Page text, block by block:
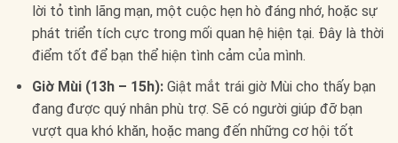
lời tỏ tình lãng mạn, một cuộc hẹn hò đáng nhớ, hoặc sự
phát triển tích cực trong mối quan hệ hiện tại. Đây là thời
điểm tốt để bạn thể hiện tình cảm của mình.
Giờ Mùi (13h – 15h):Giật mắt trái giờ Mùi cho thấy bạn
đang được quý nhân phù trợ. Sẽ có người giúp đỡ bạn
vượt qua khó khăn, hoặc mang đến những cơ hội tốt